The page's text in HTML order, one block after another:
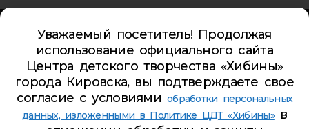
Обратная связь
Гостевая книга
Турбаза ЦДТ «ХИБИНЫ»
Телефон Ленина 5:5-44-85
Уважаемый посетитель! Продолжая
использование официального сайта
Центра детского творчества «Хибины»
города Кировска, вы подтверждаете свое
согласие с условиями обработки персональных
данных, изложенными в Политике ЦДТ «Хибины»в